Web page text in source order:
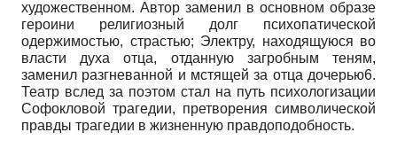
художественном. Автор заменил в основном образе
героини религиозный долг психопатической
одержимостью, страстью; Электру, находящуюся во
власти духа отца, отданную загробным теням,
заменил разгневанной и мстящей за отца дочерью6.
Театр вслед за поэтом стал на путь психологизации
Софокловой трагедии, претворения символической
правды трагедии в жизненную правдоподобность.